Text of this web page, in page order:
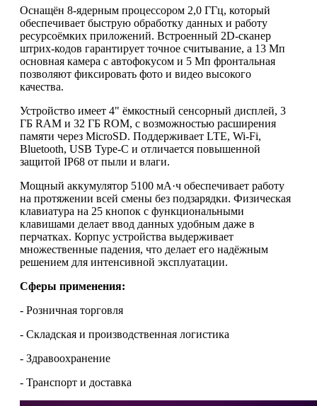
Оснащён 8-ядерным процессором 2,0 ГГц, который
обеспечивает быструю обработку данных и работу
ресурсоёмких приложений. Встроенный 2D-сканер
штрих-кодов гарантирует точное считывание, а 13 Мп
основная камера с автофокусом и 5 Мп фронтальная
позволяют фиксировать фото и видео высокого
качества.
Устройство имеет 4" ёмкостный сенсорный дисплей, 3
ГБ RAM и 32 ГБ ROM, с возможностью расширения
памяти через MicroSD. Поддерживает LTE, Wi-Fi,
Bluetooth, USB Type-C и отличается повышенной
защитой IP68 от пыли и влаги.
Мощный аккумулятор 5100 мА·ч обеспечивает работу
на протяжении всей смены без подзарядки. Физическая
клавиатура на 25 кнопок с функциональными
клавишами делает ввод данных удобным даже в
перчатках. Корпус устройства выдерживает
множественные падения, что делает его надёжным
решением для интенсивной эксплуатации.
Сферы применения:
- Розничная торговля
- Складская и производственная логистика
- Здравоохранение
- Транспорт и доставка